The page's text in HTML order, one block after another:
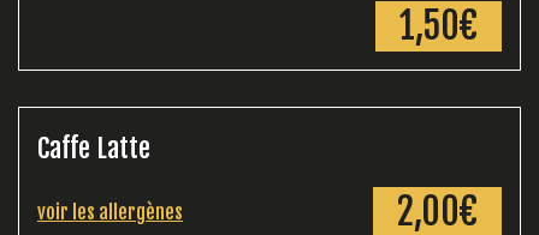
1,50€
Caffe Latte
voir les allergènes 2,00€